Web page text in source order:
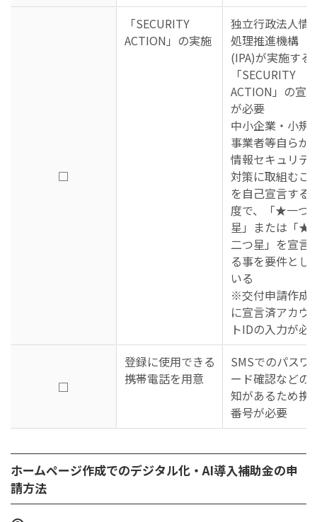
□
「SECURITY
ACTION」の実施
独立行政法人情
処理推進機構
(IPA)が実施する
「SECURITY
ACTION」の宣言
が必要
中小企業・小規
事業者等自らが
情報セキュリテ
対策に取組むこ
を自己宣言する
度で、「★一つ
星」または「
二つ星」を宣言
る事を要件とし
いる
※交付申請作成
に宣言済アカウ
トIDの入力が必
□
登録に使用できる
携帯電話を用意
SMSでのパスワ
ード確認などの
知があるため携
番号が必要
ホームページ作成でのデジタル化・AI導入補助金の申
請方法